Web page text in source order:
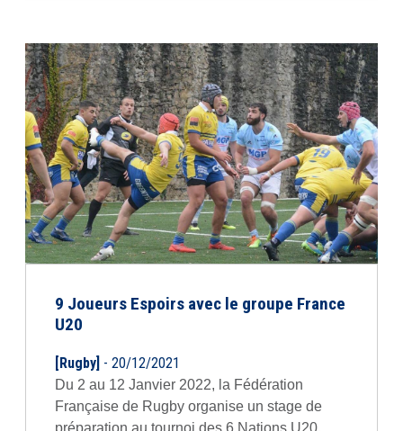
9 Joueurs Espoirs avec le groupe France
U20
[Rugby] - 20/12/2021
Du 2 au 12 Janvier 2022, la Fédération
Française de Rugby organise un stage de
préparation au tournoi des 6 Nations U20.